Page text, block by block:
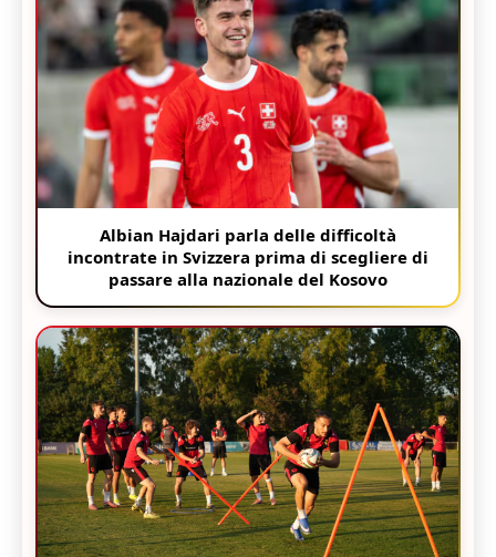
Albian Hajdari parla delle difficoltà
incontrate in Svizzera prima di scegliere di
passare alla nazionale del Kosovo